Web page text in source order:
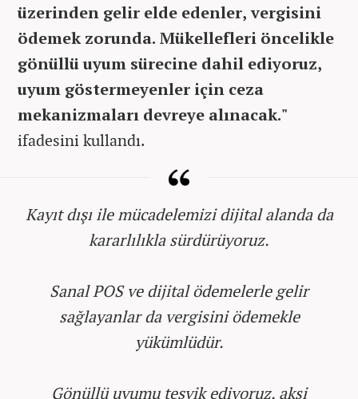
üzerinden gelir elde edenler, vergisini
ödemek zorunda. Mükellefleri öncelikle
gönüllü uyum sürecine dahil ediyoruz,
uyum göstermeyenler için ceza
mekanizmaları devreye alınacak."
ifadesini kullandı.
Kayıt dışı ile mücadelemizi dijital alanda da
kararlılıkla sürdürüyoruz.
Sanal POS ve dijital ödemelerle gelir
sağlayanlar da vergisini ödemekle
yükümlüdür.
Gönüllü uyumu teşvik ediyoruz, aksi